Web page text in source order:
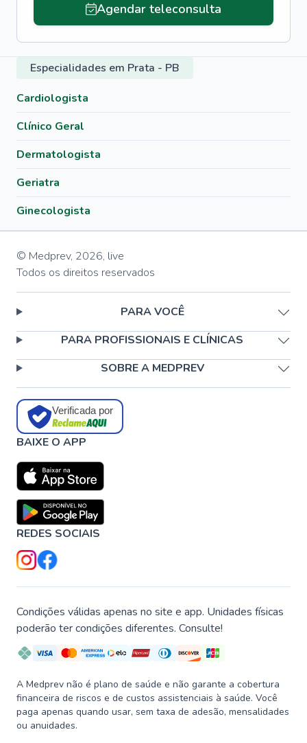
Agendar teleconsulta
Especialidades em Prata - PB
Cardiologista
Clínico Geral
Dermatologista
Geriatra
Ginecologista
© Medprev, 2026, live
Todos os direitos reservados
PARA VOCÊ
PARA PROFISSIONAIS E CLÍNICAS
SOBRE A MEDPREV
Verificada por
BAIXE O APP
REDES SOCIAIS
Condições válidas apenas no site e app. Unidades físicas
poderão ter condições diferentes. Consulte!
A Medprev não é plano de saúde e não garante a cobertura
financeira de riscos e de custos assistenciais à saúde. Você
paga apenas quando usar, sem taxa de adesão, mensalidades
ou anuidades.